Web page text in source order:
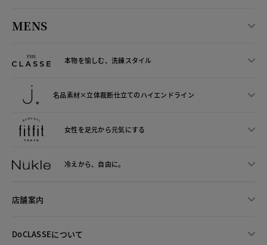
MENS
本物を愉しむ、洗練スタイル
名品素材×立体裁断仕立てのハイエンドライン
女性を足元から元気にする
冷えから、 自由に。
店舗案内
DoCLASSEについて